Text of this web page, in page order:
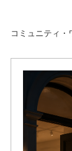
コミュニティ